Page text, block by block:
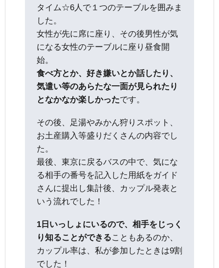
タイム☆6人で１つのテーブルを囲みま
した。
女性が先に席に座り、その後男性が気
になる女性のテーブルに座り昼食開
始。
食べ方とか、好き嫌いとか話したり、
気遣い等のあらたな一面が見られたり
となかなか楽しかったです。
その後、足湯やみかん狩りスポット、
お土産購入等盛りだくさんの内容でし
た。
最後、東京に戻るバスの中で、気にな
る相手の番号を記入した用紙をガイド
さんに提出し集計後、カップル発表と
いう流れでした！
1日いっしょにいるので、相手をじっく
り知ることができることもあるのか、
カップル率は、私が参加したときは9割
でした！